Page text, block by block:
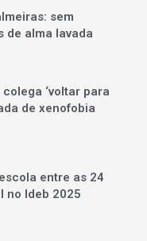
sem
de alma lavada
‘voltar para
de xenofobia
entre as 24
no Ideb 2025